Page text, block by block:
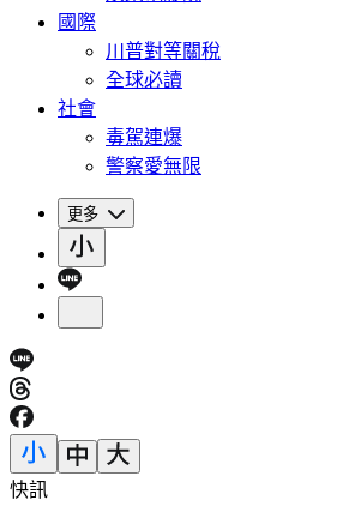
國際
川普對等關稅
全球必讀
社會
毒駕連爆
警察愛無限
更多
快訊